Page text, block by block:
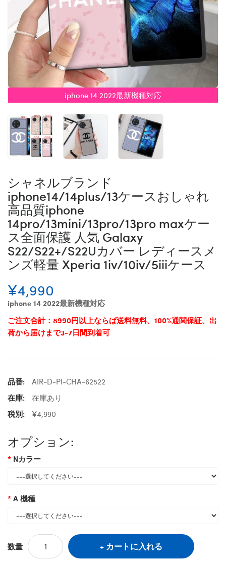
iphone 14 2022最新機種対応
シャネルブランド
iphone14/14plus/13ケースおしゃれ
高品質iphone
14pro/13mini/13pro/13pro maxケー
ス全面保護 人気 Galaxy
S22/S22+/S22Uカバー レディースメ
ンズ軽量 Xperia 1iv/10iv/5iiiケース
¥4,990
iphone 14 2022最新機種対応
ご注文合計：8990円以上ならば送料無料、100%通関保証、出
荷から届けまで3-7日間到着可
品番:
AIR-D-PI-CHA-62522
在庫:
在庫あり
税別:
¥4,990
オプション:
Nカラー
A 機種
数量 カートに入れる